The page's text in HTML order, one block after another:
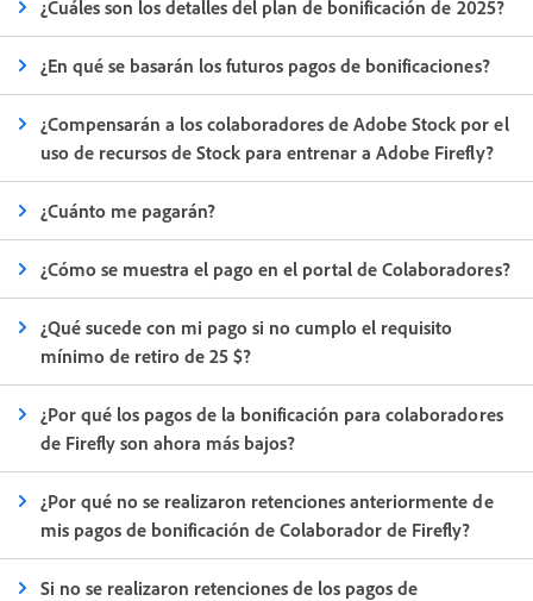
¿Cuáles son los detalles del plan de bonificación de 2025?
¿En qué se basarán los futuros pagos de bonificaciones?
¿Compensarán a los colaboradores de Adobe Stock por el
uso de recursos de Stock para entrenar a Adobe Firefly?
¿Cuánto me pagarán?
¿Cómo se muestra el pago en el portal de Colaboradores?
¿Qué sucede con mi pago si no cumplo el requisito
mínimo de retiro de 25 $?
¿Por qué los pagos de la bonificación para colaboradores
de Firefly son ahora más bajos?
¿Por qué no se realizaron retenciones anteriormente de
mis pagos de bonificación de Colaborador de Firefly?
Si no se realizaron retenciones de los pagos de